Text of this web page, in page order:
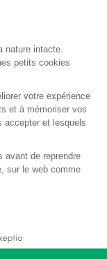
nature intacte.
petits cookies
votre expérience
et à mémoriser vos
accepter et lesquels
avant de reprendre
sur le web comme